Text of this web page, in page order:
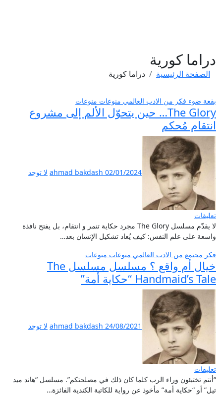
دراما كورية
الصفحة الرئيسية دراما كورية
بقعة ضوء فكر من الادب العالمي منوعات منوعات
The Glory… حين يتحوّل الألم إلى مشروع
انتقام مُحكم
ahmad bakdash 02/01/2024 لا توجد
تعليقات
لا يقدّم مسلسل The Glory مجرد حكاية تنمر و انتقام، بل يفتح نافذة
واسعة على علم النفس: كيف يُعاد تشكيل الإنسان بعد…
فكر مجتمع من الادب العالمي منوعات منوعات
خيال أم واقع ؟ مسلسل مسلسل The
Handmaid’s Tale “حكاية أمة”
ahmad bakdash 24/08/2021 لا توجد
تعليقات
“أنتم تختبئون وراء الرب كلما كان ذلك في مصلحتكم”. مسلسل “هاند ميد
تيل” أو “حكاية أمة” مأخوذ عن رواية للكاتبة الكندية الفائزة…